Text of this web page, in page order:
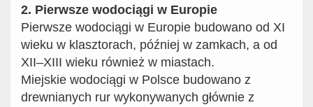
2. Pierwsze wodociągi w Europie
Pierwsze wodociągi w Europie budowano od XI
wieku w klasztorach, później w zamkach, a od
XII–XIII wieku również w miastach.
Miejskie wodociągi w Polsce budowano z
drewnianych rur wykonywanych głównie z